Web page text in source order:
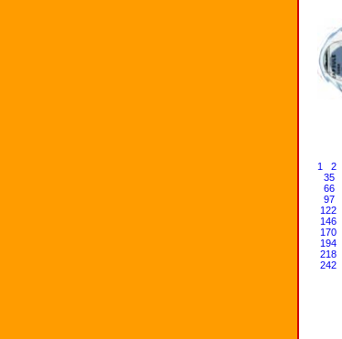
1 2
35
66
97
122
146
170
194
218
242